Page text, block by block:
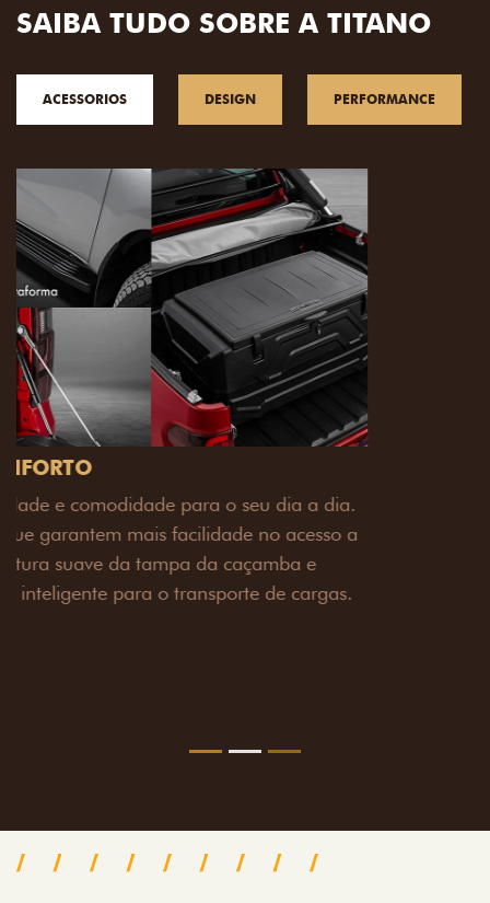
SAIBA TUDO SOBRE A TITANO
ACESSORIOS DESIGN PERFORMANCE
PACK OFF-ROAD
Prepare sua picape para qualquer desafio. O Pack
off-road combina engate de reboque para até 3,5
toneladas, alargadores de para-lamas e overbumper,
oferecendo mais capacidade de reboque, proteção
Pack tecnologia